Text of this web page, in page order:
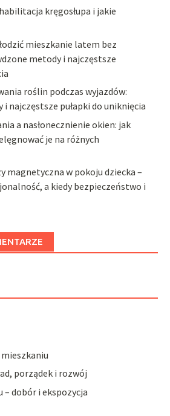
kręgosłupa i jakie
mieszkanie latem bez
metody i najczęstsze
roślin podczas wyjazdów:
najczęstsze pułapki do uniknięcia
a nasłonecznienie okien: jak
je na różnych
magnetyczna w pokoju dziecka –
a kiedy bezpieczeństwo i
porządek i rozwój
– dobór i ekspozycja